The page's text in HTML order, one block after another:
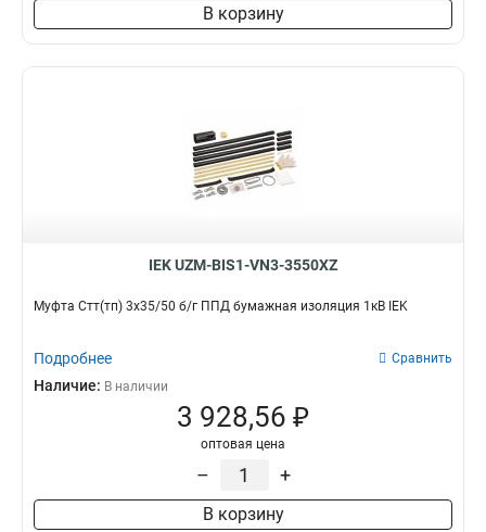
В корзину
IEK UZM-BIS1-VN3-3550XZ
Муфта Стт(тп) 3х35/50 б/г ППД бумажная изоляция 1кВ IEK
Подробнее Сравнить
Наличие: В наличии
3 928,56 ₽
оптовая цена
– +
В корзину